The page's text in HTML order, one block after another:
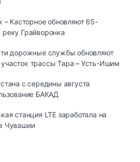
– Касторное обновляют 65-
Грайворонка
дорожные службы обновляют
трассы Тара – Усть-Ишим
с середины августа
БАКАД
станция LTE заработала на
Чувашии